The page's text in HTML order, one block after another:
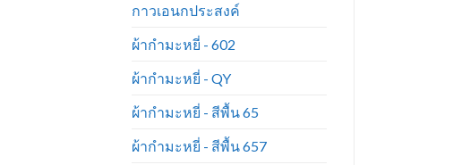
กาวเอนกประสงค์
ผ้ากำมะหยี่ - 602
ผ้ากำมะหยี่ - QY
ผ้ากำมะหยี่ - สีพื้น 65
ผ้ากำมะหยี่ - สีพื้น 657